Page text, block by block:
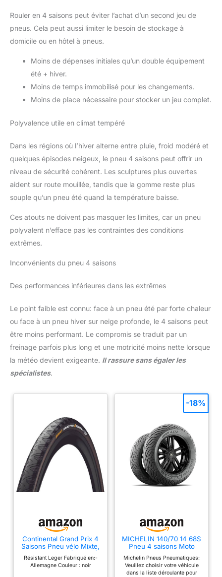
Rouler en 4 saisons peut éviter l’achat d’un second jeu de
pneus. Cela peut aussi limiter le besoin de stockage à
domicile ou en hôtel à pneus.
Moins de dépenses initiales qu’un double équipement
été + hiver.
Moins de temps immobilisé pour les changements.
Moins de place nécessaire pour stocker un jeu complet.
Polyvalence utile en climat tempéré
Dans les régions où l’hiver alterne entre pluie, froid modéré et
quelques épisodes neigeux, le pneu 4 saisons peut offrir un
niveau de sécurité cohérent. Les sculptures plus ouvertes
aident sur route mouillée, tandis que la gomme reste plus
souple qu’un pneu été quand la température baisse.
Ces atouts ne doivent pas masquer les limites, car un pneu
polyvalent n’efface pas les contraintes des conditions
extrêmes.
Inconvénients du pneu 4 saisons
Des performances inférieures dans les extrêmes
Le point faible est connu: face à un pneu été par forte chaleur
ou face à un pneu hiver sur neige profonde, le 4 saisons peut
être moins performant. Le compromis se traduit par un
freinage parfois plus long et une motricité moins nette lorsque
la météo devient exigeante. Il rassure sans égaler les
spécialistes.
Continental Grand Prix 4
Saisons Pneu vélo Mixte,
Noir, 700x25C (25-622)
Résistant Leger Fabriqué en:-
Allemagne Couleur : noir
MICHELIN 140/70 14 68S
Pneu 4 saisons Moto
Michelin Pneus Pneumatiques:
Veuillez choisir votre véhicule
dans la liste déroulante pour
-18%